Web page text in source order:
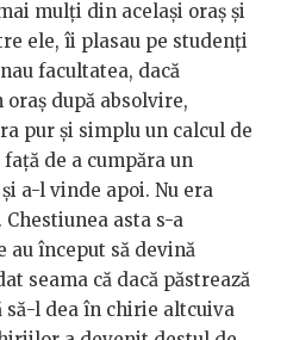
mulți din același oraș și
ele, îi plasau pe studenți
facultatea, dacă
după absolvire,
pur și simplu un calcul de
de a cumpăra un
a-l vinde apoi. Nu era
asta s-a
au început să devină
seama că dacă păstrează
l dea în chirie altcuiva